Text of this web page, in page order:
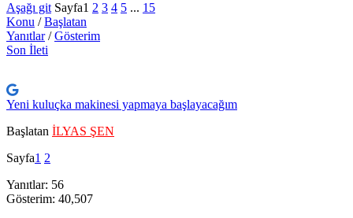
Aşağı git Sayfa1 2 3 4 5 ... 15
Konu /Başlatan
Yanıtlar/Gösterim
Son İleti
Yeni kuluçka makinesi yapmaya başlayacağım
Başlatan İLYAS ŞEN
Sayfa1 2
Yanıtlar: 56
Gösterim: 40,507